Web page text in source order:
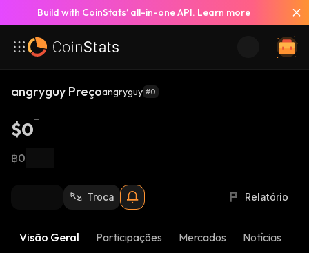
Build with CoinStats’ all-in-one API. Learn more
angryguy Preçoangryguy #0
$0
฿0
Troca Relatório
Visão Geral Participações Mercados Notícias